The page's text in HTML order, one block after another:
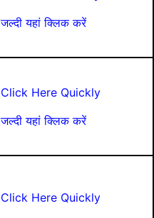
जल्दी यहां क्लिक करें
Click Here Quickly
जल्दी यहां क्लिक करें
Click Here Quickly